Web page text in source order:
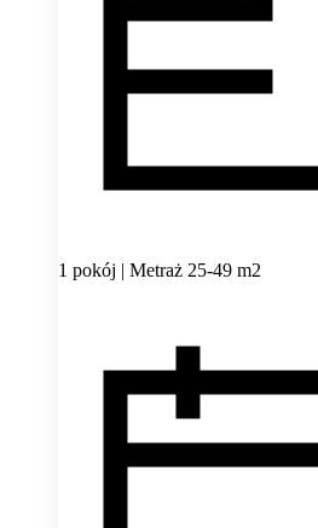
1 pokój | Metraż 25-49 m2